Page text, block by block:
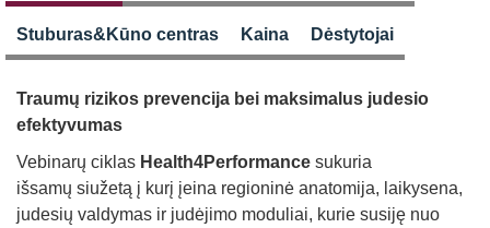
Stuburas&Kūno centras Kaina Dėstytojai
Traumų rizikos prevencija bei maksimalus judesio
efektyvumas
Vebinarų ciklas Health4Performance sukuria
išsamų siužetą į kurį įeina regioninė anatomija, laikysena,
judesių valdymas ir judėjimo moduliai, kurie susiję nuo